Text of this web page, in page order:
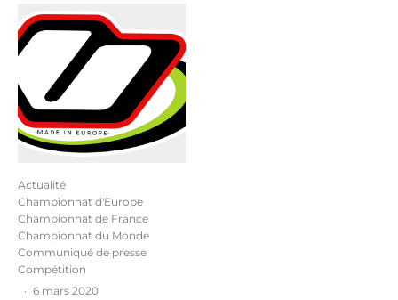
Actualité
Championnat d'Europe
Championnat de France
Championnat du Monde
Communiqué de presse
Compétition
· 6 mars 2020